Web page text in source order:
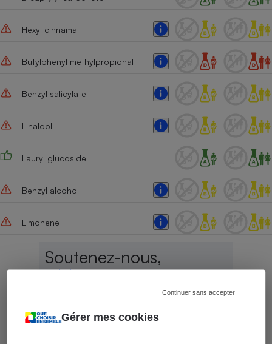
Gérer mes cookies
Continuer sans accepter
Hexyl cinnamal
Butylphenyl methylpropional
Benzyl salicylate
Linalool
Lauryl glucoside
Benzyl alcohol
Limonene
Soutenez-nous,
rejoignez-nous,
Aujourd'hui, plus que jamais, nous
comptons sur votre soutien !